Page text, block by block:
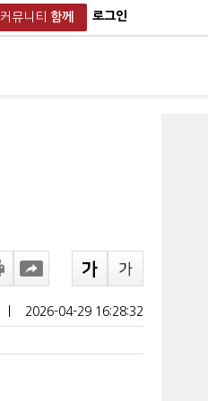
커뮤니티 함께 로그인
2026-04-29 16:28:32